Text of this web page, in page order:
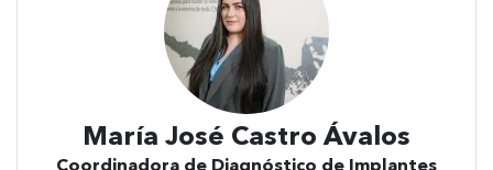
María José Castro Ávalos